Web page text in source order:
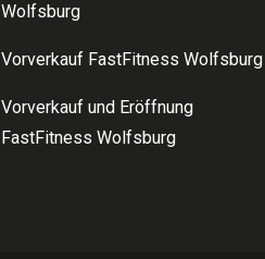
Wolfsburg
Vorverkauf FastFitness Wolfsburg
Vorverkauf und Eröffnung
FastFitness Wolfsburg